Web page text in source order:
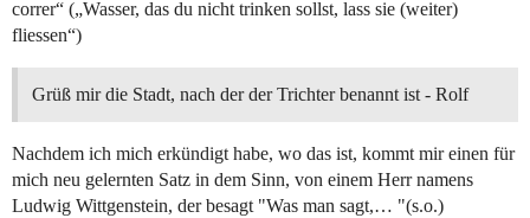
correr“ („Wasser, das du nicht trinken sollst, lass sie (weiter)
fliessen“)
Grüß mir die Stadt, nach der der Trichter benannt ist - Rolf
Nachdem ich mich erkündigt habe, wo das ist, kommt mir einen für
mich neu gelernten Satz in dem Sinn, von einem Herr namens
Ludwig Wittgenstein, der besagt "Was man sagt,… "(s.o.)